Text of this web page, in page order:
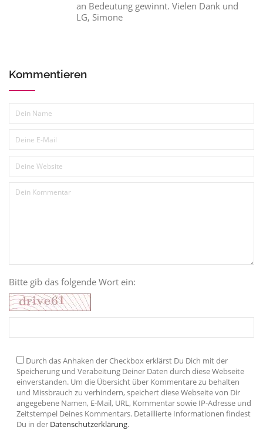
an Bedeutung gewinnt. Vielen Dank und
LG, Simone
Kommentieren
Bitte gib das folgende Wort ein:
Durch das Anhaken der Checkbox erklärst Du Dich mit der
Speicherung und Verabeitung Deiner Daten durch diese Webseite
einverstanden. Um die Übersicht über Kommentare zu behalten
und Missbrauch zu verhindern, speichert diese Webseite von Dir
angegebene Namen, E-Mail, URL, Kommentar sowie IP-Adresse und
Zeitstempel Deines Kommentars. Detaillierte Informationen findest
Du in der Datenschutzerklärung.